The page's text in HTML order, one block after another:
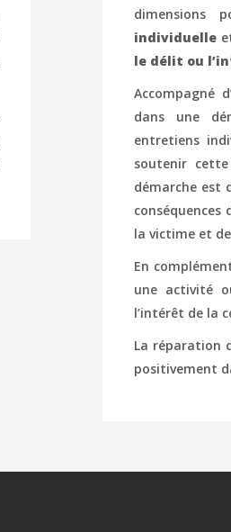
dimensions
individuelle
le délit ou
Accompagné
dans une
entretiens
soutenir
démarche est
la victime et
En
une activité
l’intérêt de la
La réparation
positivement